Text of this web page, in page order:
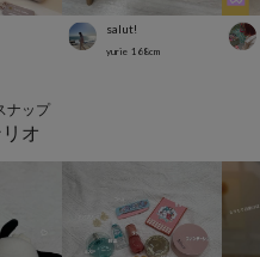
salut!
yurie 168cm
ナップ
オ